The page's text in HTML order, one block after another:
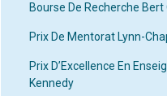
Bourse De Recherche
Prix De Mentorat Lynn-
Prix D’Excellence En
Kennedy